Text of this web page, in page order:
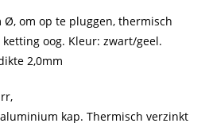
Ø, om op te pluggen, thermisch
oog. Kleur: zwart/geel.
2,0mm
kap. Thermisch verzinkt